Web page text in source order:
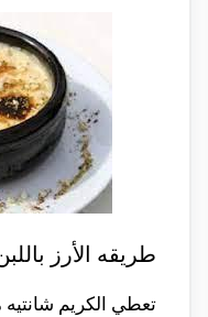
طريقه الأرز
تعطي الكريم شانتيه